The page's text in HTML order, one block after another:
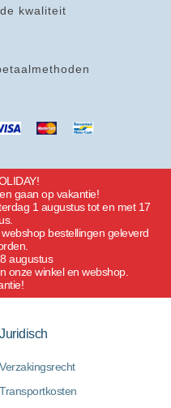
kwaliteit
gaan op vakantie!
1 augustus tot en met 17
bestellingen geleverd
augustus
onze winkel en webshop.
Juridisch
Verzakingsrecht
Transportkosten